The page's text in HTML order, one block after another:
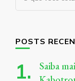
algo?
POSTS
Saiba